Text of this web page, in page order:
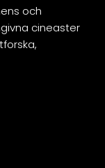
och
cineaster